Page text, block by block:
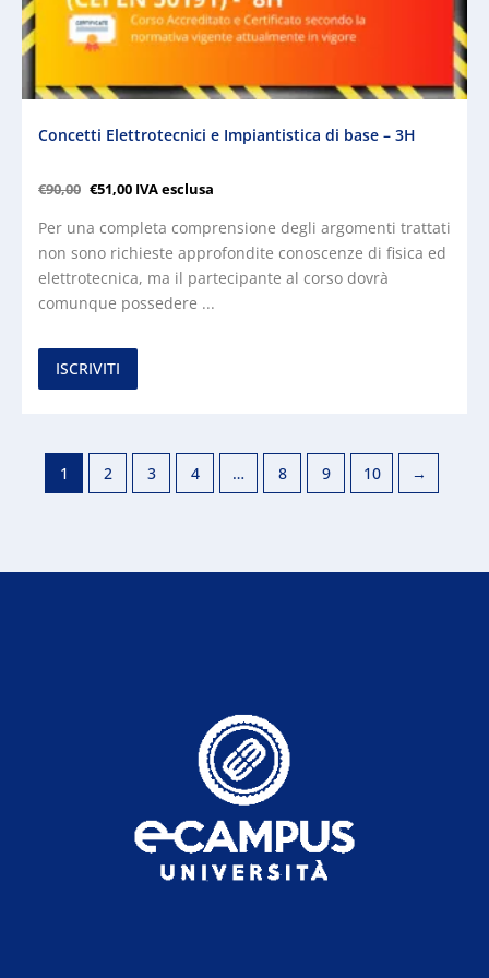
Concetti Elettrotecnici e Impiantistica di base – 3H
€90,00 €51,00 IVA esclusa
Per una completa comprensione degli argomenti trattati
non sono richieste approfondite conoscenze di fisica ed
elettrotecnica, ma il partecipante al corso dovrà
comunque possedere ...
ISCRIVITI
1 2 3 4 … 8 9 10 →